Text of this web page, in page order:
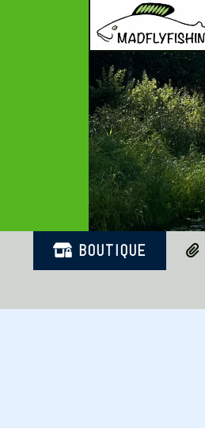
BOUTIQUE
Panneau de gestion des cookies